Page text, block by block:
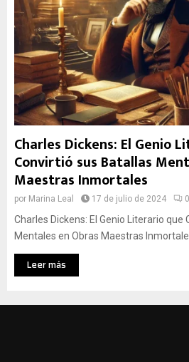
Charles Dickens: El Genio
Convirtió sus Batallas
Maestras Inmortales
por Marina Leal 17 de julio de 2024 0
Charles Dickens: El Genio Literario que
Mentales en Obras Maestras
Leer más